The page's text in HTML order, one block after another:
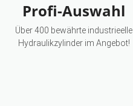
Profi-Auswahl
Über 400 bewährte industrieelle
Hydraulikzylinder im Angebot!